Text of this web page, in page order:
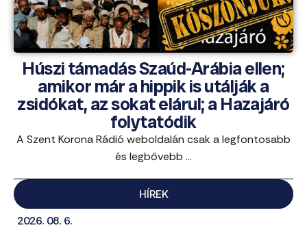
Húszi támadás Szaúd-Arábia ellen;
amikor már a hippik is utálják a
zsidókat, az sokat elárul; a Hazajáró
folytatódik
A Szent Korona Rádió weboldalán csak a legfontosabb
és legbővebb ...
HÍREK
2026. 08. 6.